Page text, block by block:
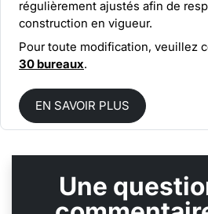
régulièrement ajustés afin de
construction en vigueur.
Pour toute modification, veuillez
30 bureaux.
EN SAVOIR PLUS
Une